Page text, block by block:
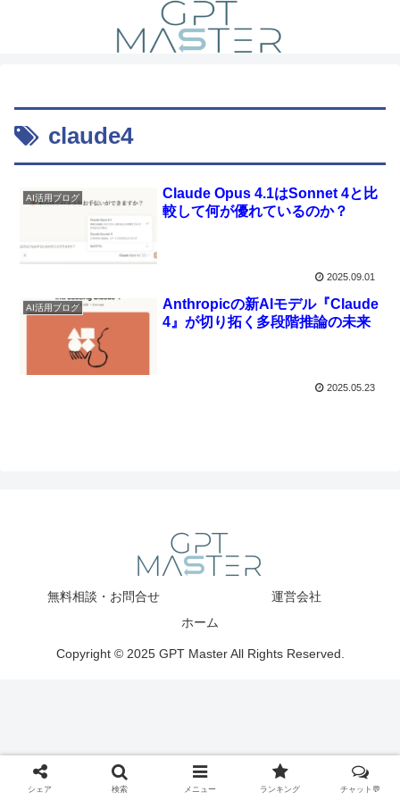
claude4
AI活用ブログ
Claude Opus 4.1はSonnet 4と比
較して何が優れているのか？
2025.09.01
AI活用ブログ
Anthropicの新AIモデル『Claude
4』が切り拓く多段階推論の未来
2025.05.23
無料相談・お問合せ
運営会社
ホーム
Copyright © 2025 GPT Master All Rights Reserved.
シェア 検索 メニュー ランキング チャット💬